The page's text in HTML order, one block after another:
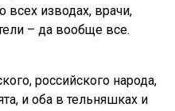
изводах, врачи,
– да вообще все.
российского народа,
и оба в тельняшках и